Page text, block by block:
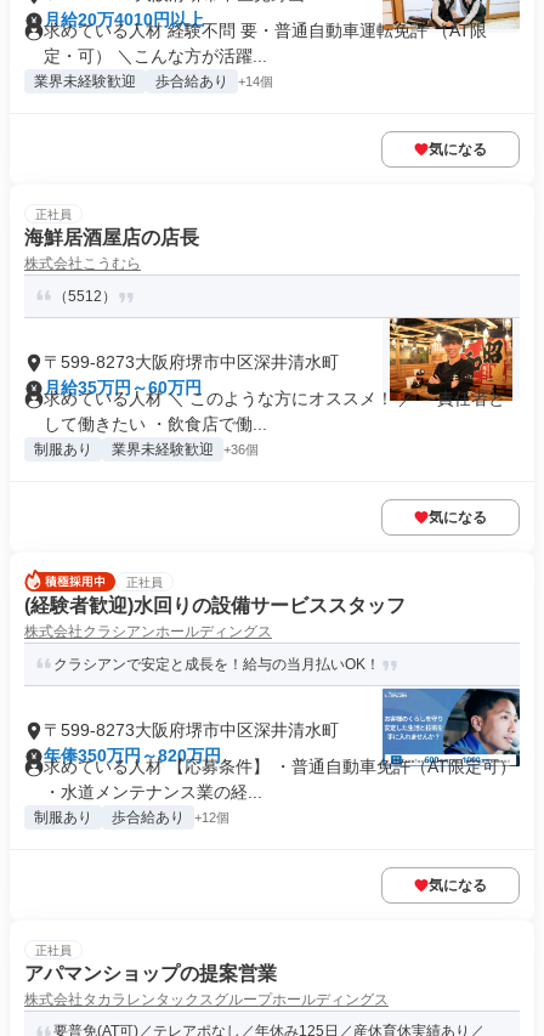
月給20万4010円以上
求めている人材 経験不問 要・普通自動車運転免許 （AT限
定・可） ＼こんな方が活躍...
業界未経験歓迎 歩合給あり +14個
気になる
正社員
海鮮居酒屋店の店長
株式会社こうむら
（5512）
〒599-8273大阪府堺市中区深井清水町
月給35万円～60万円
求めている人材 ＼ このような方にオススメ！ ／ ・責任者と
して働きたい ・飲食店で働...
制服あり 業界未経験歓迎 +36個
気になる
正社員
(経験者歓迎)水回りの設備サービススタッフ
株式会社クラシアンホールディングス
クラシアンで安定と成長を！給与の当月払いOK！
〒599-8273大阪府堺市中区深井清水町
年俸350万円～820万円
求めている人材 【応募条件】 ・普通自動車免許（AT限定可）
・水道メンテナンス業の経...
制服あり 歩合給あり +12個
気になる
正社員
アパマンショップの提案営業
株式会社タカラレンタックスグループホールディングス
要普免(AT可)／テレアポなし／年休み125日／産休育休実績あり／